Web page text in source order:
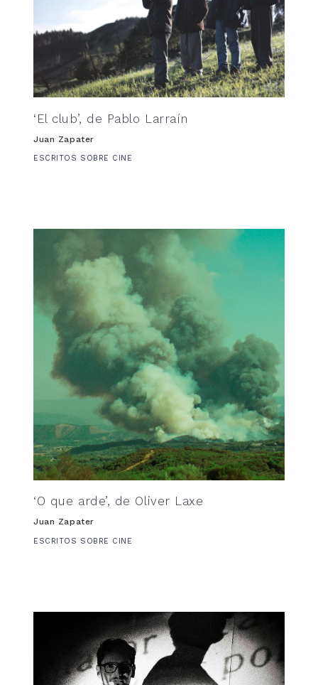
‘El club’, de Pablo Larraín
Juan Zapater
ESCRITOS SOBRE CINE
‘O que arde’, de Oliver Laxe
Juan Zapater
ESCRITOS SOBRE CINE